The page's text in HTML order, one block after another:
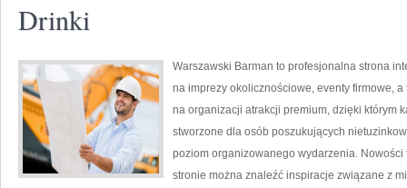
Drinki
Warszawski Barman to profesjonalna strona
na imprezy okolicznościowe, eventy firmowe,
na organizacji atrakcji premium, dzięki którym
stworzone dla osób poszukujących
poziom organizowanego wydarzenia.
stronie można znaleźć inspiracje związane z